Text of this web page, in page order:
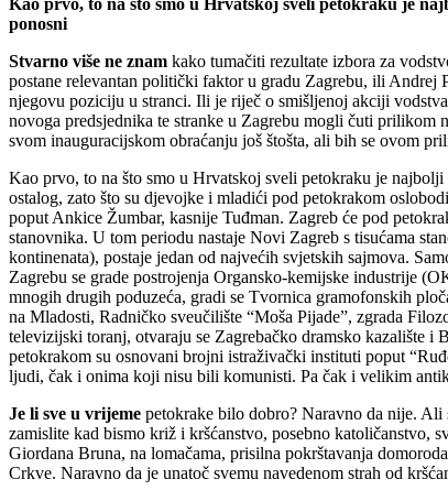
Kao prvo, to na što smo u Hrvatskoj sveli petokraku je
ponosni
Stvarno više ne znam kako tumačiti rezultate izbora za
postane relevantan politički faktor u gradu Zagrebu, ili Andrej
njegovu poziciju u stranci. Ili je riječ o smišljenoj akciji
novoga predsjednika te stranke u Zagrebu mogli čuti prilikom
svom inauguracijskom obraćanju još štošta, ali bih se ovom
Kao prvo, to na što smo u Hrvatskoj sveli petokraku je
ostalog, zato što su djevojke i mladići pod petokrakom
poput Ankice Žumbar, kasnije Tuđman. Zagreb će pod
stanovnika. U tom periodu nastaje Novi Zagreb s tisućama
kontinenata), postaje jedan od najvećih svjetskih sajmova.
Zagrebu se grade postrojenja Organsko-kemijske industrije
mnogih drugih poduzeća, gradi se Tvornica gramofonskih
na Mladosti, Radničko sveučilište “Moša Pijade”, zgrada
televizijski toranj, otvaraju se Zagrebačko dramsko kazalište
petokrakom su osnovani brojni istraživački instituti poput
ljudi, čak i onima koji nisu bili komunisti. Pa čak i velikim
Je li sve u vrijeme petokrake bilo dobro? Naravno da nije.
zamislite kad bismo križ i kršćanstvo, posebno
Giordana Bruna, na lomačama, prisilna pokrštavanja
Crkve. Naravno da je unatoč svemu navedenom strah od